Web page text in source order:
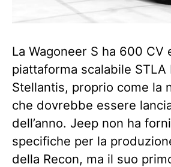
La Wagoneer S ha 600 CV
piattaforma scalabile STLA
Stellantis, proprio come la
che dovrebbe essere
dell’anno. Jeep non ha
specifiche per la
della Recon, ma il suo